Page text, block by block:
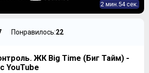
2 мин.54 сек.
Понравилось:22
ЖК Big Time (Биг Тайм) -
YouTube